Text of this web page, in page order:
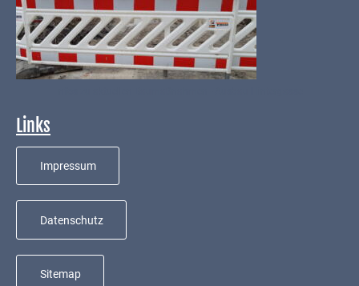
Links
Impressum
Datenschutz
Sitemap